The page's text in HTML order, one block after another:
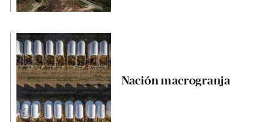
Nación macrogranja